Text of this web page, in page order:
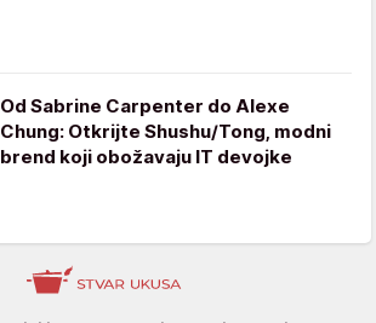
Od Sabrine Carpenter do Alexe
Chung: Otkrijte Shushu/Tong, modni
brend koji obožavaju IT devojke